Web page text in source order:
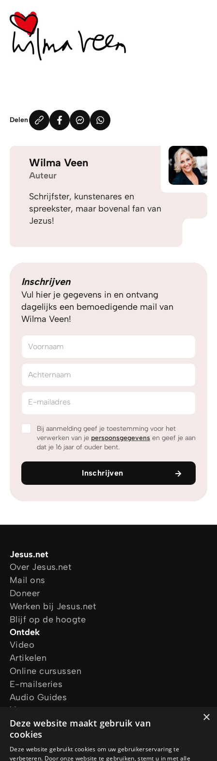
Delen
Wilma Veen
Auteur
Schrijfster, kunstenares en
spreekster, maar bovenal fan van
Jezus!
Inschrijven
Vul hier je gegevens in en ontvang
dagelijks een bemoedigende mail van
Wilma Veen!
Voornaam
Achternaam
E-mailadres
Bij aanmelding geef je toestemming voor het
verwerken van je persoonsgegevens en geef je aan
dat je 16 jaar of ouder bent.
Inschrijven
Jesus.net
Over Jesus.net
Mail ons
Doneer
Werken bij Jesus.net
Blijf op de hoogte
Ontdek
Video
Artikelen
Online cursussen
E-mailseries
Audio Guides
Vraag ons
Ik wil gebed
Ik heb een vraag
Vraag een gratis Bijbel aan
×
Deze website maakt gebruik van
cookies
Deze website gebruikt cookies om uw gebruikerservaring te
verbeteren. Door onze website te gebruiken, stemt u in met alle